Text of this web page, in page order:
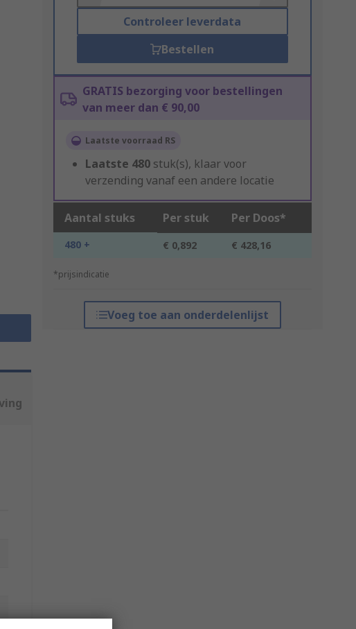
Controleer leverdata
Bestellen
GRATIS bezorging voor bestellingen
van meer dan € 90,00
Laatste voorraad RS
Laatste 480 stuk(s), klaar voor
verzending vanaf een andere locatie
Aantal stuks Per stuk Per Doos*
480 + € 0,892 € 428,16
*prijsindicatie
Voeg toe aan onderdelenlijst